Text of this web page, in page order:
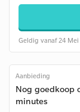
Geldig vanaf 24
Aanbieding
Nog goedkoop
minutes